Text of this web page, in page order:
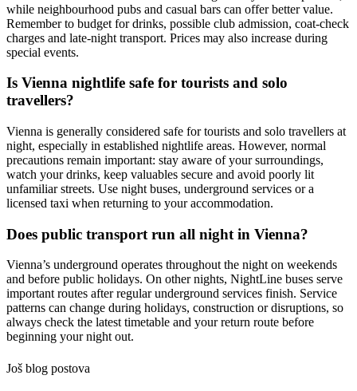
while neighbourhood pubs and casual bars can offer better value.
Remember to budget for drinks, possible club admission, coat-check
charges and late-night transport. Prices may also increase during
special events.
Is Vienna nightlife safe for tourists and solo
travellers?
Vienna is generally considered safe for tourists and solo travellers at
night, especially in established nightlife areas. However, normal
precautions remain important: stay aware of your surroundings,
watch your drinks, keep valuables secure and avoid poorly lit
unfamiliar streets. Use night buses, underground services or a
licensed taxi when returning to your accommodation.
Does public transport run all night in Vienna?
Vienna’s underground operates throughout the night on weekends
and before public holidays. On other nights, NightLine buses serve
important routes after regular underground services finish. Service
patterns can change during holidays, construction or disruptions, so
always check the latest timetable and your return route before
beginning your night out.
Još blog postova